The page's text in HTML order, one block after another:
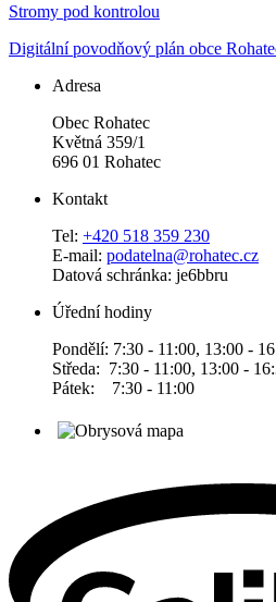
Stromy pod kontrolou
Digitální povodňový plán obce
Adresa
Obec Rohatec
Květná 359/1
696 01 Rohatec
Kontakt
Tel: +420 518 359 230
E-mail: podatelna@rohatec.cz
Datová schránka: je6bbru
Úřední hodiny
Pondělí: 7:30 - 11:00, 13:00 -
Středa: 7:30 - 11:00, 13:00 -
Pátek: 7:30 - 11:00